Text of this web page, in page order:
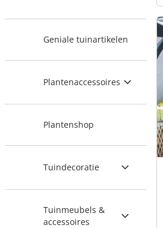
Geniale tuinartikelen
Plantenaccessoires
Plantenshop
Tuindecoratie
Tuinmeubels &
accessoires